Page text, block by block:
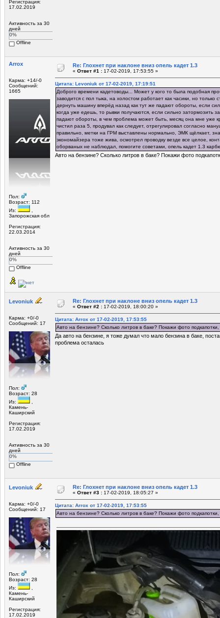
Регистрация:
17.02.2019
Активность за 30
дней
0%
Offline
Arrox
Карма: +14/-0
Сообщений:
1665
Пол:
Возраст: 112
Из:
Запорожская обл
Регистрация:
22.03.2014
Активность за 30
дней
0%
Offline
Re: Глохнет при наклоне вниз опель кадет 1.3
« Ответ #1 : 17-02-2019, 17:53:55 »
Цитата: Levoniuk от 17-02-2019, 17:19:51
Доброго времени кадетоводы... Может у кого то была подобная
заводится с пол тыка, на холостом работает как часики, но только
дернуть машину вперёд назад как тут же падают обороты, если
когда уже едешь, то рывки получаются, если сильно затормозить
падают обороты, в чем проблема может быть, месяц она мне уже
чистил раза 5, продувал как следует, отрегулировал согласно
правильно, метки на ГРМ выставлены нормально, ЭМК щёлкает,
экономайзера тоже жива, осмотрел проводку везде все целое,
оборваных не наблюдал, помогите советами, опель кадет 1.3
Авто на бензине? Сколько литров в баке? Покажи фото
Levoniuk
Карма: +0/-0
Сообщений: 17
Пол:
Возраст: 28
Из:
Камень-
Каширский
Регистрация:
17.02.2019
Активность за 30
дней
0%
Offline
Re: Глохнет при наклоне вниз опель кадет 1.3
« Ответ #2 : 17-02-2019, 18:00:20 »
Цитата: Arrox от 17-02-2019, 17:53:55
Авто на бензине? Сколько литров в баке? Покажи фото
Да авто на бензине, я тоже думал что мало бензина в баке,
проблема осталась
Levoniuk
Карма: +0/-0
Сообщений: 17
Пол:
Возраст: 28
Из:
Камень-
Каширский
Регистрация:
17.02.2019
Re: Глохнет при наклоне вниз опель кадет 1.3
« Ответ #3 : 17-02-2019, 18:05:27 »
Цитата: Arrox от 17-02-2019, 17:53:55
Авто на бензине? Сколько литров в баке? Покажи фото